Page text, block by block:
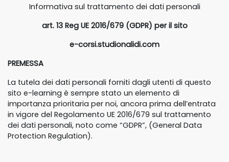
Informativa sul trattamento dei dati personali
art. 13 Reg UE 2016/679 (GDPR) per il sito
e-corsi.studionalidi.com
PREMESSA
La tutela dei dati personali forniti dagli utenti di questo
sito e-learning è sempre stato un elemento di
importanza prioritaria per noi, ancora prima dell’entrata
in vigore del Regolamento UE 2016/679 sul trattamento
dei dati personali, noto come “GDPR”, (General Data
Protection Regulation).